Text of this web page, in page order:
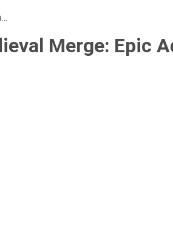
Merge: Epic